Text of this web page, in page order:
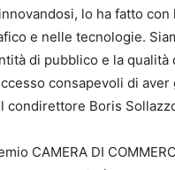
lo ha fatto con
e nelle tecnologie.
di pubblico e la
consapevoli di
condirettore Boris
CAMERA DI